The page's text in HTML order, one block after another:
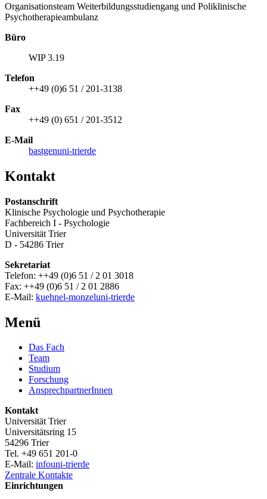
Organisationsteam Weiterbildungsstudiengang und Poliklinische
Psychotherapieambulanz
Büro
WIP 3.19
Telefon
++49 (0)6 51 / 201-3138
Fax
++49 (0) 651 / 201-3512
E-Mail
bastgenuni-trierde
Kontakt
Postanschrift
Klinische Psychologie und Psychotherapie
Fachbereich I - Psychologie
Universität Trier
D - 54286 Trier
Sekretariat
Telefon: ++49 (0)6 51 / 2 01 3018
Fax: ++49 (0)6 51 / 2 01 2886
E-Mail: kuehnel-monzeluni-trierde
Menü
Das Fach
Team
Studium
Forschung
AnsprechpartnerInnen
Kontakt
Universität Trier
Universitätsring 15
54296 Trier
Tel. +49 651 201-0
E-Mail: infouni-trierde
Zentrale Kontakte
Einrichtungen